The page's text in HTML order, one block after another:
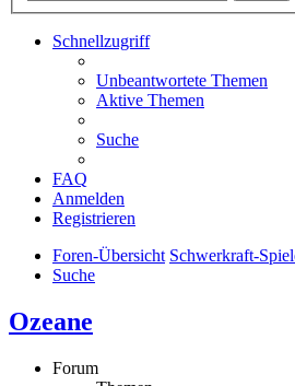
Schnellzugriff
Unbeantwortete Themen
Aktive Themen
Suche
FAQ
Anmelden
Registrieren
Foren-Übersicht Schwerkraft-
Suche
Ozeane
Forum